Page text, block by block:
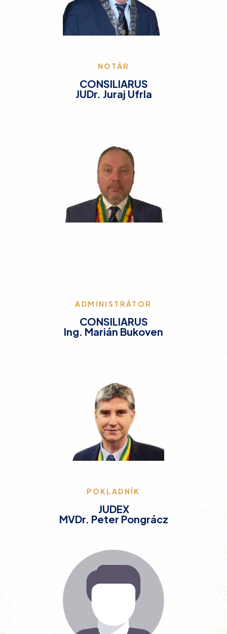
NOTÁR
CONSILIARUS
JUDr. Juraj Ufrla
ADMINISTRÁTOR
CONSILIARUS
Ing. Marián Bukoven
POKLADNÍK
JUDEX
MVDr. Peter Pongrácz